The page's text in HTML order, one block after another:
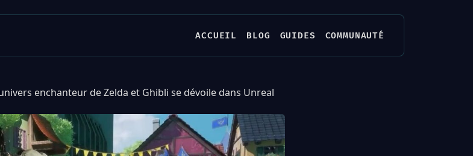
ACCUEIL BLOG GUIDES COMMUNAUTÉ
enchanteur de Zelda et Ghibli se dévoile dans Unreal